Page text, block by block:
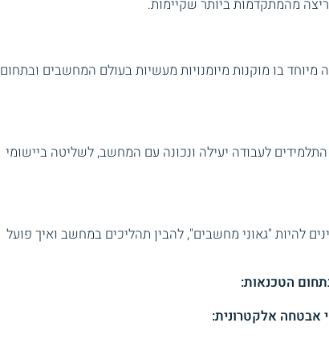
מהמתקדמות ביותר שקיימות.
בו מוקנות מיומנויות מעשיות בעולם המחשבים ובתחום
לעבודה יעילה ונכונה עם המחשב, לשליטה ביישומי
להיות "גאוני מחשבים", להבין תהליכים במחשב ואיך פועל
הטכנאות:
אבטחה אלקטרונית: